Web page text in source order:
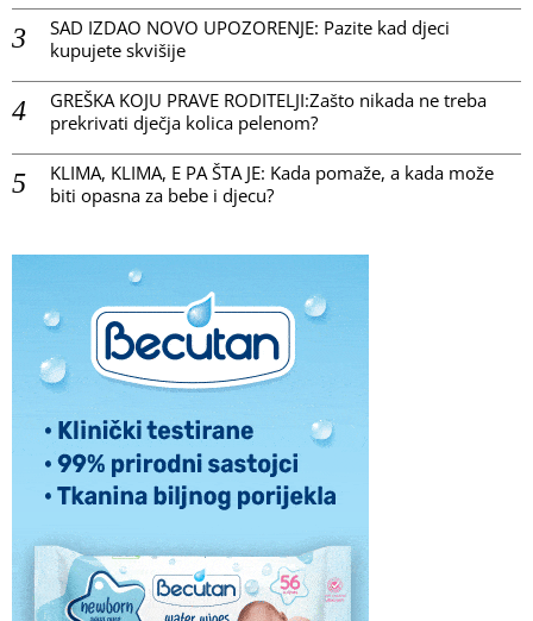
SAD IZDAO NOVO UPOZORENJE: Pazite kad djeci
kupujete skvišije
GREŠKA KOJU PRAVE RODITELJI:Zašto nikada ne treba
prekrivati dječja kolica pelenom?
KLIMA, KLIMA, E PA ŠTA JE: Kada pomaže, a kada može
biti opasna za bebe i djecu?